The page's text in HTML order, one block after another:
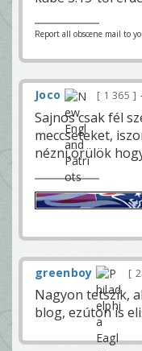
Report all obscene mail to
Joco 1 365
Sajnos csak fél
meccseteket,
nézni,örülök
greenboy
Nagyon tetszik,
blog, ezúton is